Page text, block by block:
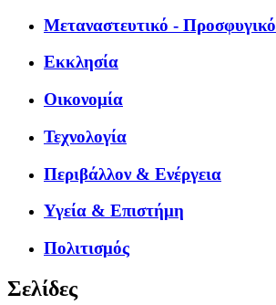
Μεταναστευτικό - Προσφυγικό
Εκκλησία
Οικονομία
Τεχνολογία
Περιβάλλον & Ενέργεια
Υγεία & Επιστήμη
Πολιτισμός
Σελίδες